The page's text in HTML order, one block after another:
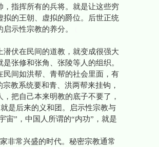
指挥所有的兵将。就是让这些穷
的王朝、虚拟的爵位。后世正统
示性宗教的养分。
伏在民间的道教，就变成很强大
张修和张角、张陵等人的组织。
间如洪帮、青帮的社会里面，有
教系统要和青、洪两帮来挂钩，
把自己本来明教的底子不要了，
是后来的义和团。启示性宗教与
宙”，中国人所谓的“内功”，就是
非常兴盛的时代。秘密宗教通常